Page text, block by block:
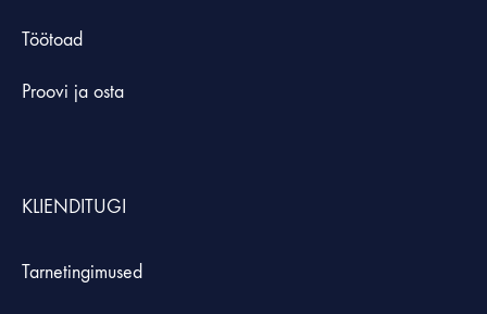
Töötoad
Proovi ja osta
KLIENDITUGI
Tarnetingimused